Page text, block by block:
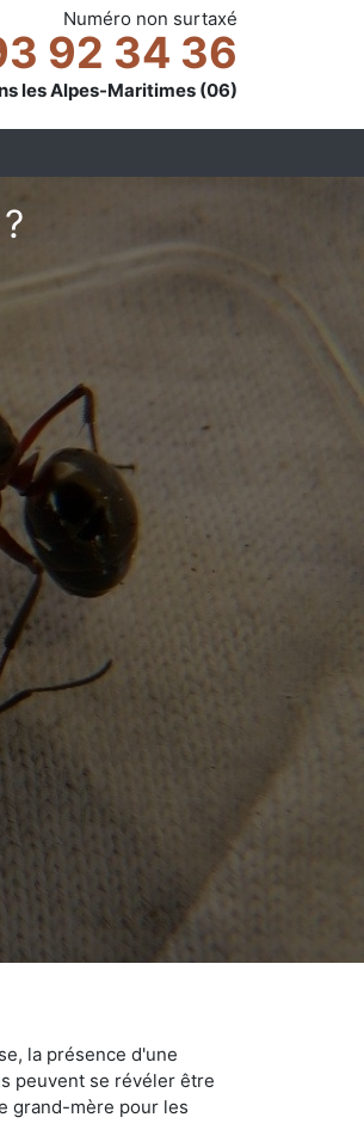
Numéro non surtaxé
92 34 36
les Alpes-Maritimes (06)
la présence d'une
peuvent se révéler être
grand-mère pour les